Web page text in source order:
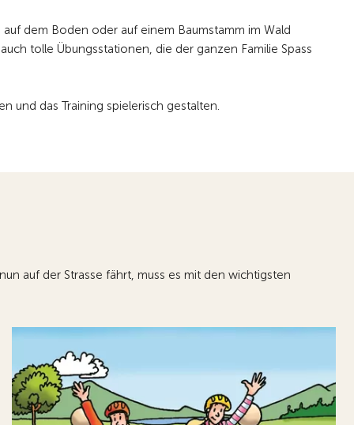
auf dem Boden oder auf einem Baumstamm im Wald
tolle Übungsstationen, die der ganzen Familie Spass
und das Training spielerisch gestalten.
auf der Strasse fährt, muss es mit den wichtigsten